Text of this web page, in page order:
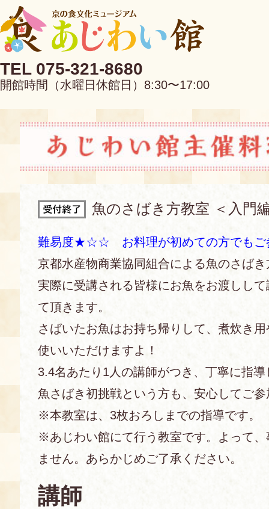
TEL 075-321-8680
開館時間（水曜日休館日）8:30〜17:00
EN 中文
当館について
あじわい館とは
京の食文化について
アクセス
FAQ
料理教室
募集中の教室
キャンセル・ご変更
食の海援隊・陸援隊 会員限定
展示室
展示室のご紹介
お土産コーナー
レンタル
魚のさばき方教室 ＜入門
難易度★☆☆ お料理が初めての方でもご
京都水産物商業協同組合による魚のさば
実際に受講される皆様にお魚をお渡しし
て頂きます。
さばいたお魚はお持ち帰りして、煮炊き
使いいただけますよ！
3.4名あたり1人の講師がつき、丁寧に指導
魚さばき初挑戦という方も、安心してご
※本教室は、3枚おろしまでの指導です。
※あじわい館にて行う教室です。よって
ません。あらかじめご了承ください。
講師